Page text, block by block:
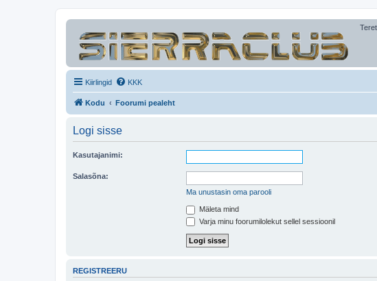
Kiirlingid KKK
Kodu Foorumi pealeht
Logi sisse
Kasutajanimi:
Salasõna:
Ma unustasin oma parooli
Mäleta mind
Varja minu foorumilolekut sellel sessioonil
REGISTREERU